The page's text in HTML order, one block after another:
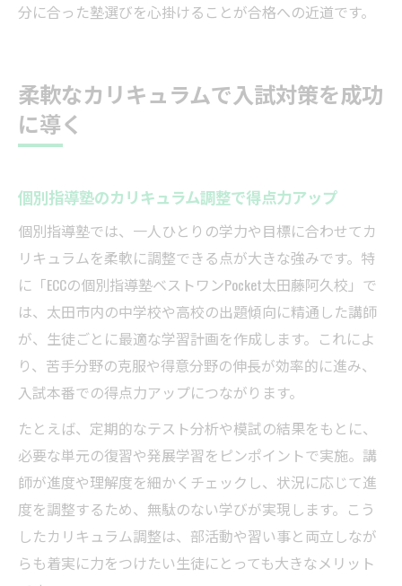
分に合った塾選びを心掛けることが合格への近道です。
柔軟なカリキュラムで入試対策を成功
に導く
個別指導塾のカリキュラム調整で得点力アップ
個別指導塾では、一人ひとりの学力や目標に合わせてカ
リキュラムを柔軟に調整できる点が大きな強みです。特
に「ECCの個別指導塾ベストワンPocket太田藤阿久校」で
は、太田市内の中学校や高校の出題傾向に精通した講師
が、生徒ごとに最適な学習計画を作成します。これによ
り、苦手分野の克服や得意分野の伸長が効率的に進み、
入試本番での得点力アップにつながります。
たとえば、定期的なテスト分析や模試の結果をもとに、
必要な単元の復習や発展学習をピンポイントで実施。講
師が進度や理解度を細かくチェックし、状況に応じて進
度を調整するため、無駄のない学びが実現します。こう
したカリキュラム調整は、部活動や習い事と両立しなが
らも着実に力をつけたい生徒にとっても大きなメリット